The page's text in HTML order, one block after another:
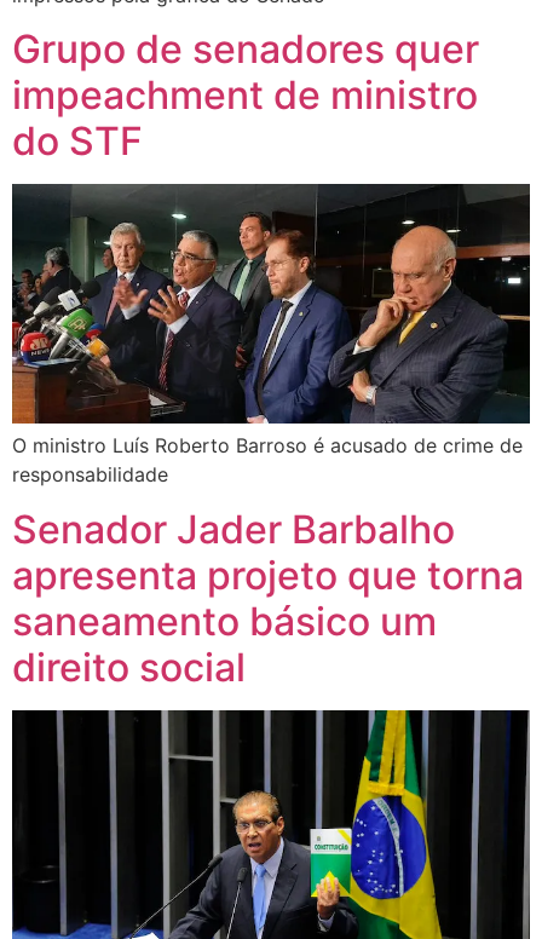
Grupo de senadores quer
impeachment de ministro
do STF
O ministro Luís Roberto Barroso é acusado de crime de
responsabilidade
Senador Jader Barbalho
apresenta projeto que torna
saneamento básico um
direito social